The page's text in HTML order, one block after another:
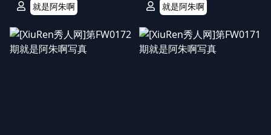
就是阿朱啊
就是阿朱啊